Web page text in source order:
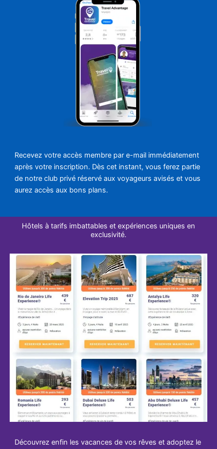
Recevez votre accès membre par e-mail immédiatement
après votre inscription. Dès cet instant, vous ferez partie
de notre club privé réservé aux voyageurs avisés et vous
aurez accès aux bons plans.
Hôtels à tarifs imbattables et expériences uniques en
exclusivité.
Découvrez enfin les vacances de vos rêves et adoptez le